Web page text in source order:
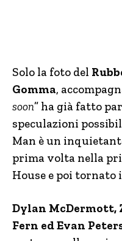
Solo la foto del
Gomma,
soon” ha già fatto
speculazioni
Man è un
prima volta nella
House e poi tornato
Dylan McDermott,
Fern ed Evan